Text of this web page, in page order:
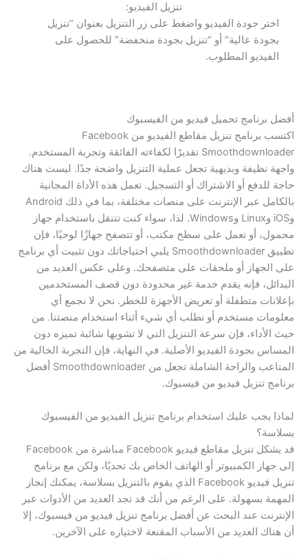
تنزيل الفيديو:
اختر جودة الفيديو واضغط على زر التنزيل بعنوان “تنزيل
بجودة عالية” أو “تنزيل بجودة منخفضة” للحصول على
الفيديو المطلوب.
أفضل برنامج تحميل فيديو من الفيسبوك
اكتسب برنامج تنزيل مقاطع الفيديو من Facebook
Smoothdownloader تقديرًا لكفاءته الفائقة وتجربة المستخدم.
واجهة نظيفة وبديهية تجعل عملية التنزيل واضحة جدًا. ليست هناك
حاجة للدفع أو الاشتراك أو التسجيل. تعمل هذه الأداة المجانية
بالكامل عبر الإنترنت على منصات مختلفة، بما في ذلك Android
وiOS وLinux وWindows. لذا، سواء كنت تتنقل باستخدام جهاز
محمول، أو تعمل على سطح مكتب، أو تتصفح جهازًا لوحيًا، فإن
تطبيق Smoothdownloader يلبي احتياجاتك دون تثبيت أي برنامج
على الجهاز أو ملحقات على متصفحك. وعلى عكس العديد من
البدائل، فإنه يقدم خدمة غير محدودة دون قصف المستخدمين
بإعلانات متطفلة أو تعريض الأجهزة للخطر. نحن لا نجمع أي
معلومات مستخدم أو نطلب أي شيء أثناء استخدام منصتنا. من
حيث الأداء، فإن سرعة التنزيل التي لا تشوبها شائبة تميزه دون
المساس بجودة الفيديو الأصلية. في النهاية، فإن التجربة الخالية من
المتاعب والراحة الشاملة تجعل من Smoothdownloader أفضل
برنامج تنزيل فيديو من فيسبوك.
لماذا يجب عليك استخدام برنامج تنزيل الفيديو من الفيسبوك
بسلاسة؟
قد يشكل تنزيل مقاطع فيديو Facebook مباشرة من Facebook
إلى جهاز الكمبيوتر أو الهاتف الخاص بك تحديًا، ولكن مع برنامج
تنزيل فيديو Facebook الذي يقوم بالتنزيل بسلاسة، يمكنك إنجاز
المهمة بسهولة. على الرغم من أنك قد تجد العديد من الأدوات عبر
الإنترنت عند البحث عن أفضل برنامج تنزيل فيديو من فيسبوك، إلا
أن هناك العديد من الأسباب المقنعة لاختياره على الآخرين.